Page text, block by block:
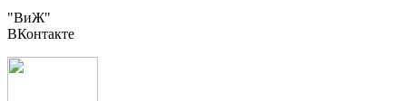
"ВиЖ"
ВКонтакте